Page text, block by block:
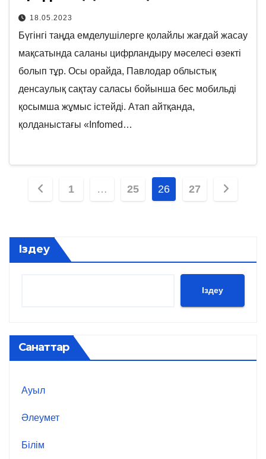
18.05.2023
Бүгінгі таңда емделушілерге қолайлы жағдай жасау
мақсатында саланы цифрландыру мәселесі өзекті
болып тұр. Осы орайда, Павлодар облыстық
денсаулық сақтау саласы бойынша бес мобильді
қосымша жұмыс істейді. Атап айтқанда,
қолданыстағы «Infomed…
Posts
1 … 25 26 27
Іздеу
Іздеу
Санаттар
Ауыл
Әлеумет
Білім